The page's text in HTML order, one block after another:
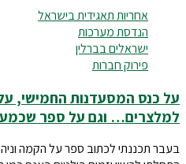
אחריות תאגידית בישראל
הנדסת מערכות
ישראלים בברלין
פירוק חברות
על כנס המסעדנות החמישי,
למלצרים… וגם על ספר
בעבר תכננתי לכתוב ספר על הקמה